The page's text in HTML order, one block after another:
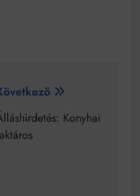
Konyhai